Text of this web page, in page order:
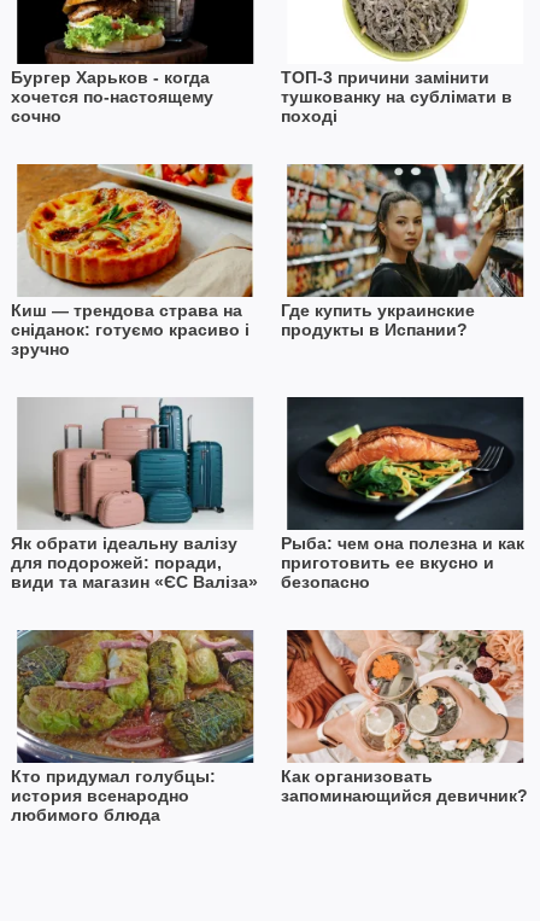
Бургер Харьков - когда
хочется по-настоящему
сочно
ТОП-3 причини замінити
тушкованку на сублімати в
поході
Киш — трендова страва на
сніданок: готуємо красиво і
зручно
Где купить украинские
продукты в Испании?
Як обрати ідеальну валізу
для подорожей: поради,
види та магазин «ЄС Валіза»
Рыба: чем она полезна и как
приготовить ее вкусно и
безопасно
Кто придумал голубцы:
история всенародно
любимого блюда
Как организовать
запоминающийся девичник?